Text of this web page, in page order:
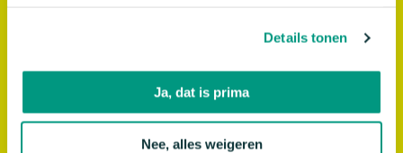
Details tonen
Ja, dat is prima
Nee, alles weigeren
een basisvoorwaarde om van een groene leefomgeving te kunnen
KIM KAHN
Directeur Campagnes